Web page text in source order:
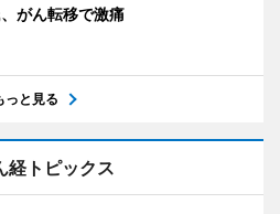
がん転移で激痛
っと見る
経トピックス